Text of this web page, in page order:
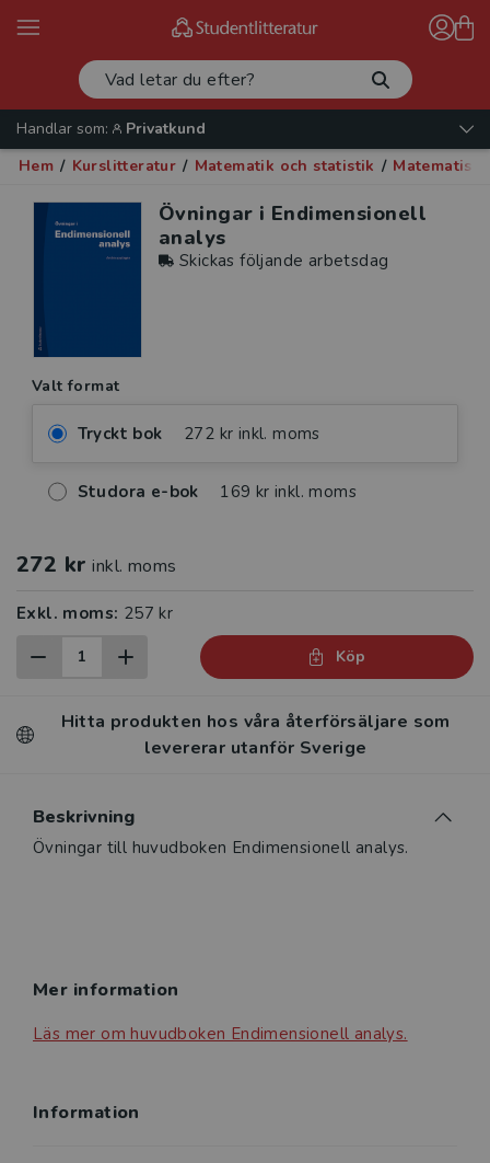
Handlar som:
Privatkund
Hem / Kurslitteratur / Matematik och statistik / Matematisk
Övningar i Endimensionell
analys
Skickas följande arbetsdag
Valt format
Tryckt bok 272 kr inkl. moms
Studora e-bok 169 kr inkl. moms
272 kr inkl. moms
Exkl. moms: 257 kr
Köp
Hitta produkten hos våra återförsäljare som
levererar utanför Sverige
Beskrivning
Mer information
Läs mer om huvudboken Endimensionell analys.
Information